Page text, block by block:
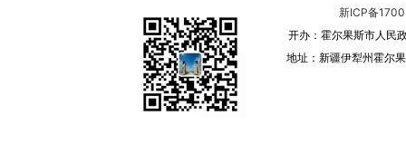
新ICP备
开办：霍尔果斯市人民
地址：新疆伊犁州霍